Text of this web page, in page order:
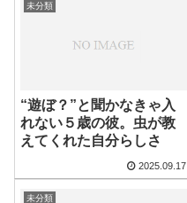
未分類
“遊ぼ？”と聞かなきゃ入
れない５歳の彼。虫が教
えてくれた自分らしさ
2025.09.17
未分類